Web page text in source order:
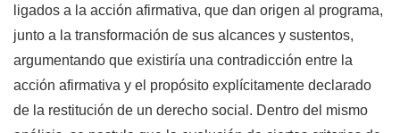
ligados a la acción afirmativa, que dan origen al programa,
junto a la transformación de sus alcances y sustentos,
argumentando que existiría una contradicción entre la
acción afirmativa y el propósito explícitamente declarado
de la restitución de un derecho social. Dentro del mismo